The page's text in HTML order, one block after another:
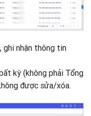
ghi nhận thông tin
kỳ (không phải Tổng
được sửa/xóa.